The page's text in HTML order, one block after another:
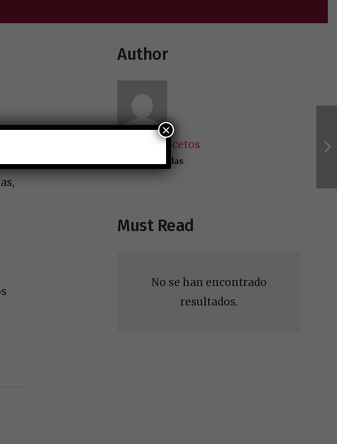
Author
Revista Bocetos
30109 entradas
Must Read
No se han encontrado
resultados.
×